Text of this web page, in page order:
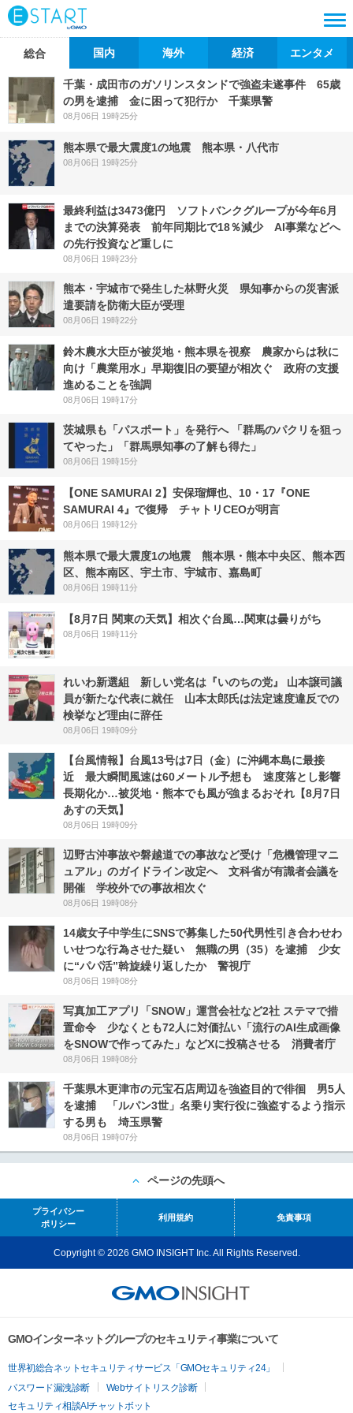
総合 国内 海外 経済 エンタメ
千葉・成田市のガソリンスタンドで強盗未遂事件 65歳
の男を逮捕 金に困って犯行か 千葉県警
08月06日 19時25分
熊本県で最大震度1の地震 熊本県・八代市
08月06日 19時25分
最終利益は3473億円 ソフトバンクグループが今年6月
までの決算発表 前年同期比で18％減少 AI事業などへ
の先行投資など重しに
08月06日 19時23分
熊本・宇城市で発生した林野火災 県知事からの災害派
遣要請を防衛大臣が受理
08月06日 19時22分
鈴木農水大臣が被災地・熊本県を視察 農家からは秋に
向け「農業用水」早期復旧の要望が相次ぐ 政府の支援
進めることを強調
08月06日 19時17分
茨城県も「パスポート」を発行へ 「群馬のパクリを狙っ
てやった」「群馬県知事の了解も得た」
08月06日 19時15分
【ONE SAMURAI 2】安保瑠輝也、10・17『ONE
SAMURAI 4』で復帰 チャトリCEOが明言
08月06日 19時12分
熊本県で最大震度1の地震 熊本県・熊本中央区、熊本西
区、熊本南区、宇土市、宇城市、嘉島町
08月06日 19時11分
【8月7日 関東の天気】相次ぐ台風…関東は曇りがち
08月06日 19時11分
れいわ新選組 新しい党名は『いのちの党』 山本譲司議
員が新たな代表に就任 山本太郎氏は法定速度違反での
検挙など理由に辞任
08月06日 19時09分
【台風情報】台風13号は7日（金）に沖縄本島に最接
近 最大瞬間風速は60メートル予想も 速度落とし影響
長期化か…被災地・熊本でも風が強まるおそれ【8月7日
あすの天気】
08月06日 19時09分
辺野古沖事故や磐越道での事故など受け「危機管理マニ
ュアル」のガイドライン改定へ 文科省が有識者会議を
開催 学校外での事故相次ぐ
08月06日 19時08分
14歳女子中学生にSNSで募集した50代男性引き合わせわ
いせつな行為させた疑い 無職の男（35）を逮捕 少女
に“パパ活”斡旋繰り返したか 警視庁
08月06日 19時08分
写真加工アプリ「SNOW」運営会社など2社 ステマで措
置命令 少なくとも72人に対価払い「流行のAI生成画像
をSNOWで作ってみた」などXに投稿させる 消費者庁
08月06日 19時08分
千葉県木更津市の元宝石店周辺を強盗目的で徘徊 男5人
を逮捕 「ルパン3世」名乗り実行役に強盗するよう指示
する男も 埼玉県警
08月06日 19時07分
ページの先頭へ
プライバシー
ポリシー
利用規約 免責事項
Copyright © 2026 GMO INSIGHT Inc. All Rights Reserved.
GMOインターネットグループのセキュリティ事業について
世界初総合ネットセキュリティサービス「GMOセキュリティ24」
パスワード漏洩診断
Webサイトリスク診断
セキュリティ相談AIチャットボット